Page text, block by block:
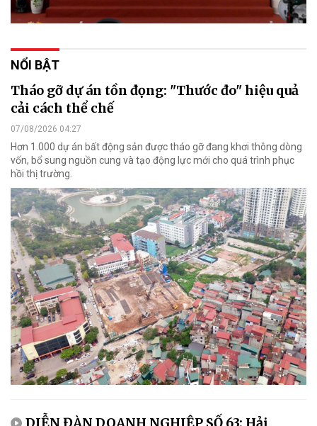
NỔI BẬT
Tháo gỡ dự án tồn đọng: "Thước đo" hiệu quả
cải cách thể chế
07/08/2026 04:27
Hơn 1.000 dự án bất động sản được tháo gỡ đang khơi thông dòng
vốn, bổ sung nguồn cung và tạo động lực mới cho quá trình phục
hồi thị trường.